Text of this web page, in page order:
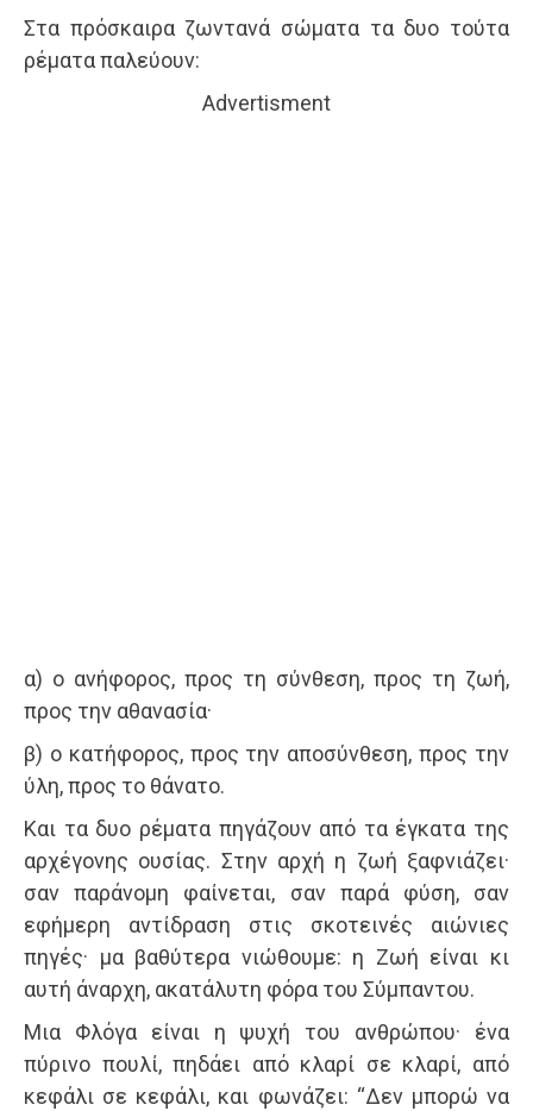
Στα πρόσκαιρα ζωντανά σώματα τα δυο τούτα
ρέματα παλεύουν:
Advertisment
α) ο ανήφορος, προς τη σύνθεση, προς τη ζωή,
προς την αθανασία·
β) ο κατήφορος, προς την αποσύνθεση, προς την
ύλη, προς το θάνατο.
Και τα δυο ρέματα πηγάζουν από τα έγκατα της
αρχέγονης ουσίας. Στην αρχή η ζωή ξαφνιάζει·
σαν παράνομη φαίνεται, σαν παρά φύση, σαν
εφήμερη αντίδραση στις σκοτεινές αιώνιες
πηγές· μα βαθύτερα νιώθουμε: η Ζωή είναι κι
αυτή άναρχη, ακατάλυτη φόρα του Σύμπαντου.
Μια Φλόγα είναι η ψυχή του ανθρώπου· ένα
πύρινο πουλί, πηδάει από κλαρί σε κλαρί, από
κεφάλι σε κεφάλι, και φωνάζει: “Δεν μπορώ να